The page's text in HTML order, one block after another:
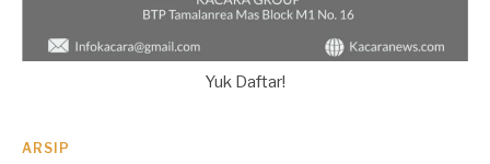
Yuk Daftar!
ARSIP